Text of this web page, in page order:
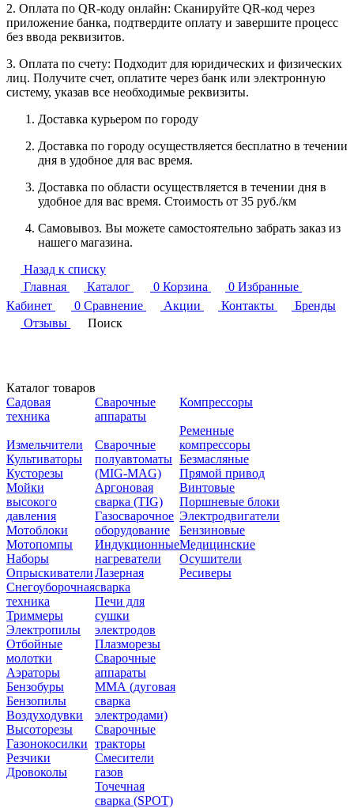
2. Оплата по QR-коду онлайн: Сканируйте QR-код через
приложение банка, подтвердите оплату и завершите процесс
без ввода реквизитов.
3. Оплата по счету: Подходит для юридических и физических
лиц. Получите счет, оплатите через банк или электронную
систему, указав все необходимые реквизиты.
Доставка курьером по городу
Доставка по городу осуществляется бесплатно в течении
дня в удобное для вас время.
Доставка по области осуществляется в течении дня в
удобное для вас время. Стоимость от 35 руб./км
Самовывоз. Вы можете самостоятельно забрать заказ из
нашего магазина.
Назад к списку
Главная
Каталог 0 Корзина 0 Избранные
Кабинет
0 Сравнение Акции Контакты
Бренды
Отзывы
Поиск
Каталог товаров
Садовая
техника
Измельчители
Культиваторы
Кусторезы
Мойки
высокого
давления
Мотоблоки
Мотопомпы
Наборы
Опрыскиватели
Снегоуборочная
техника
Триммеры
Электропилы
Отбойные
молотки
Аэраторы
Бензобуры
Бензопилы
Воздуходувки
Высоторезы
Газонокосилки
Резчики
Дровоколы
Сварочные
аппараты
Сварочные
полуавтоматы
(MIG-MAG)
Аргоновая
сварка (TIG)
Газосварочное
оборудование
Индукционные
нагреватели
Лазерная
сварка
Печи для
сушки
электродов
Плазморезы
Сварочные
аппараты
ММА (дуговая
сварка
электродами)
Сварочные
тракторы
Смесители
газов
Точечная
сварка (SPOT)
Компрессоры
Ременные
компрессоры
Безмасляные
Прямой привод
Винтовые
Поршневые блоки
Электродвигатели
Бензиновые
Медицинские
Осушители
Ресиверы